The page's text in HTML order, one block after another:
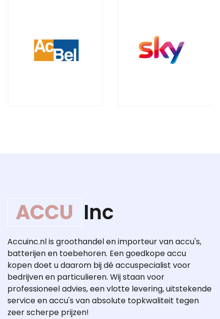
ACCU Inc
Accuinc.nl is groothandel en importeur van accu's,
batterijen en toebehoren. Een goedkope accu
kopen doet u daarom bij dé accuspecialist voor
bedrijven en particulieren. Wij staan voor
professioneel advies, een vlotte levering, uitstekende
service en accu's van absolute topkwaliteit tegen
zeer scherpe prijzen!